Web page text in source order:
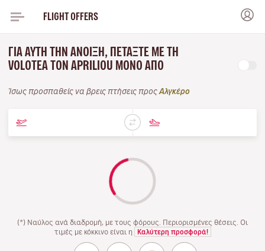
FLIGHT OFFERS
ΓΙΑ ΑΥΤΉ ΤΗΝ ΆΝΟΙΞΗ, ΠΕΤΆΞΤΕ ΜΕ ΤΗ
VOLOTEA ΤΟΝ APRILIOU ΜΌΝΟ ΑΠΌ
Ίσως προσπαθείς να βρεις πτήσεις προς Αλγκέρο
(*) Ναύλος ανά διαδρομή, με τους φόρους. Περιορισμένες θέσεις. Οι
τιμές με κόκκινο είναι η
Καλύτερη προσφορά!